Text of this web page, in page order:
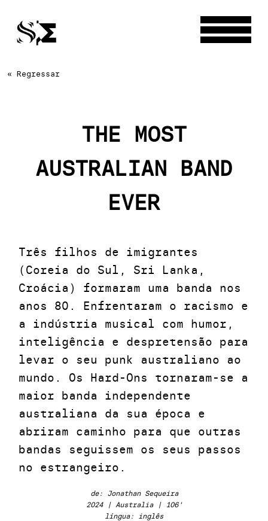
« Regressar
THE MOST
AUSTRALIAN BAND
EVER
Três filhos de imigrantes
(Coreia do Sul, Sri Lanka,
Croácia) formaram uma banda nos
anos 80. Enfrentaram o racismo e
a indústria musical com humor,
inteligência e despretensão para
levar o seu punk australiano ao
mundo. Os Hard-Ons tornaram-se a
maior banda independente
australiana da sua época e
abriram caminho para que outras
bandas seguissem os seus passos
no estrangeiro.
de: Jonathan Sequeira
2024 | Australia | 106'
língua: inglês